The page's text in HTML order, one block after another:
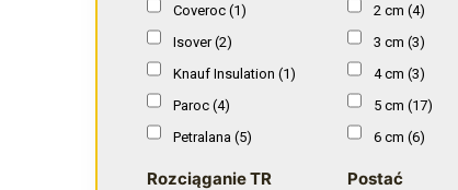
Coveroc (1)
Isover(2)
Knauf Insulation (1)
Paroc (4)
Petralana (5)
Rockwool
2 cm (4)
3 cm (3)
4 cm (3)
5 cm (17)
6 cm (6)
8 cm
Rozciąganie TR Postać